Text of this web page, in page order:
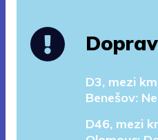
D3, mezi
Benešov:
D46, mezi